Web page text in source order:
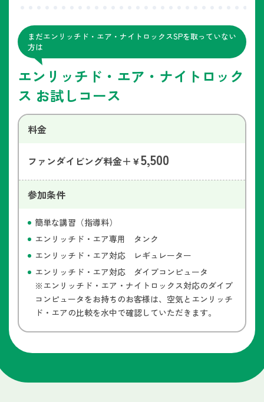
まだエンリッチド・エア・ナイトロックスSPを取っていない
方は
エンリッチド・エア・ナイトロック
ス お試しコース
料金
ファンダイビング料金＋￥5,500
参加条件
簡単な講習（指導料）
エンリッチド・エア専用 タンク
エンリッチド・エア対応 レギュレーター
エンリッチド・エア対応 ダイブコンピュータ
※エンリッチド・エア・ナイトロックス対応のダイブ
コンピュータをお持ちのお客様は、空気とエンリッチ
ド・エアの比較を水中で確認していただきます。